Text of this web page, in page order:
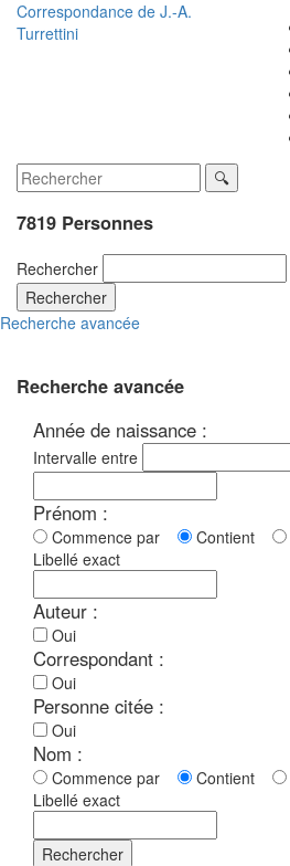
Correspondance de J.-A.
Turrettini
7819 Personnes
Rechercher
Rechercher
Recherche avancée
Recherche avancée
Année de naissance :
Intervalle entre
Prénom :
Commence par Contient
Libellé exact
Auteur :
Oui
Correspondant :
Oui
Personne citée :
Oui
Nom :
Commence par Contient
Libellé exact
Rechercher